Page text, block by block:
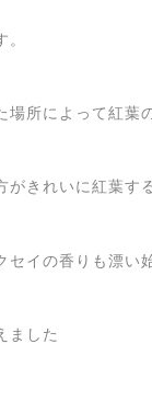
場所によって紅葉
がきれいに紅葉す
イの香りも漂い
ました